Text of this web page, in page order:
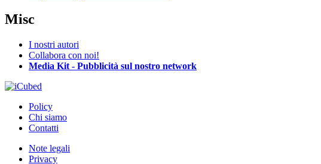
Misc
I nostri autori
Collabora con noi!
Media Kit - Pubblicità sul nostro network
Policy
Chi siamo
Contatti
Note legali
Privacy